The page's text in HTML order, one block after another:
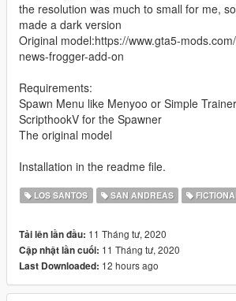
the resolution was much to small for me,
made a dark version
Original model:https://www.gta5-
news-frogger-add-on
Requirements:
Spawn Menu like Menyoo or Simple Trainer
ScripthookV for the Spawner
The original model
Installation in the readme file.
LOS SANTOS SAN ANDREAS
Tải lên lần đầu: 11 Tháng tư, 2020
Cập nhật lần cuối: 11 Tháng tư, 2020
Last Downloaded: 12 hours ago